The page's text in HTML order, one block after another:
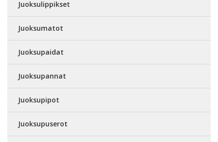
Juoksulippikset
Juoksumatot
Juoksupaidat
Juoksupannat
Juoksupipot
Juoksupuserot